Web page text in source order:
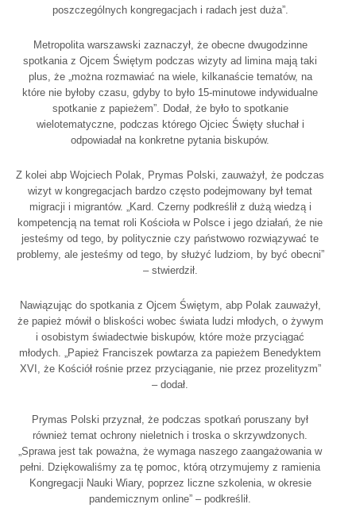
poszczególnych kongregacjach i radach jest duża”.
Metropolita warszawski zaznaczył, że obecne dwugodzinne
spotkania z Ojcem Świętym podczas wizyty ad limina mają taki
plus, że „można rozmawiać na wiele, kilkanaście tematów, na
które nie byłoby czasu, gdyby to było 15-minutowe indywidualne
spotkanie z papieżem”. Dodał, że było to spotkanie
wielotematyczne, podczas którego Ojciec Święty słuchał i
odpowiadał na konkretne pytania biskupów.
Z kolei abp Wojciech Polak, Prymas Polski, zauważył, że podczas
wizyt w kongregacjach bardzo często podejmowany był temat
migracji i migrantów. „Kard. Czerny podkreślił z dużą wiedzą i
kompetencją na temat roli Kościoła w Polsce i jego działań, że nie
jesteśmy od tego, by politycznie czy państwowo rozwiązywać te
problemy, ale jesteśmy od tego, by służyć ludziom, by być obecni”
– stwierdził.
Nawiązując do spotkania z Ojcem Świętym, abp Polak zauważył,
że papież mówił o bliskości wobec świata ludzi młodych, o żywym
i osobistym świadectwie biskupów, które może przyciągać
młodych. „Papież Franciszek powtarza za papieżem Benedyktem
XVI, że Kościół rośnie przez przyciąganie, nie przez prozelityzm”
– dodał.
Prymas Polski przyznał, że podczas spotkań poruszany był
również temat ochrony nieletnich i troska o skrzywdzonych.
„Sprawa jest tak poważna, że wymaga naszego zaangażowania w
pełni. Dziękowaliśmy za tę pomoc, którą otrzymujemy z ramienia
Kongregacji Nauki Wiary, poprzez liczne szkolenia, w okresie
pandemicznym online” – podkreślił.